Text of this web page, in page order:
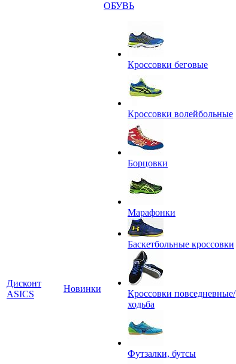
Дисконт
ASICS
Новинки
ОБУВЬ
Кроссовки беговые
Кроссовки волейбольные
Борцовки
Марафонки
Баскетбольные кроссовки
Кроссовки повседневные/
ходьба
Футзалки, бутсы